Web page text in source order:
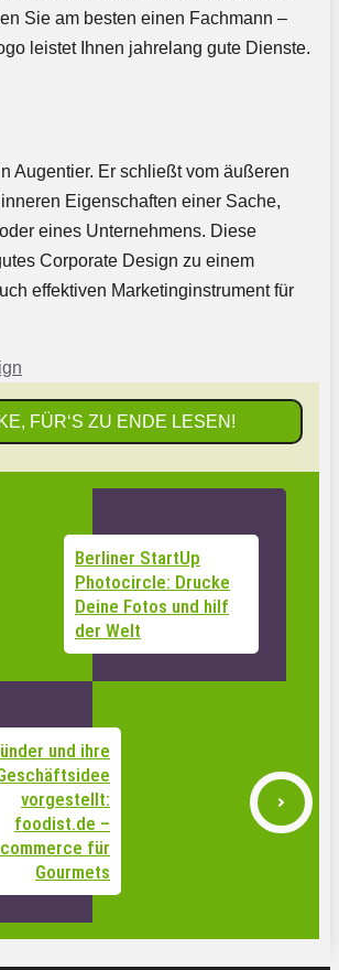
Sie am besten einen Fachmann –
leistet Ihnen jahrelang gute Dienste.
Augentier. Er schließt vom äußeren
Eigenschaften einer Sache,
eines Unternehmens. Diese
Corporate Design zu einem
effektiven Marketinginstrument für
FÜR‘S ZU ENDE LESEN!
Berliner StartUp
Photocircle: Drucke
Deine Fotos und hilf
der Welt
und ihre
vorgestellt:
foodist.de –
für
Gourmets